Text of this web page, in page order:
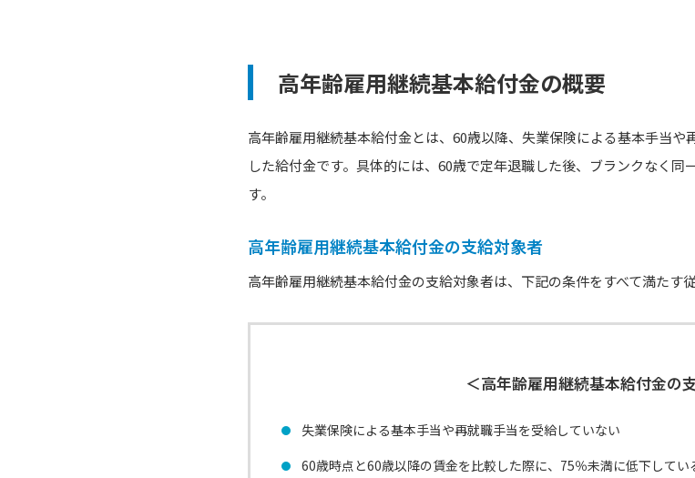
高年齢雇用継続基本給付金の概要
高年齢雇用継続基本給付金とは、60歳以降、失業保険による基本手当や
した給付金です。具体的には、60歳で定年退職した後、ブランクなく
す。
高年齢雇用継続基本給付金の支給対象者
高年齢雇用継続基本給付金の支給対象者は、下記の条件をすべて満たす従
＜高年齢雇用継続基本給付金の
失業保険による基本手当や再就職手当を受給していない
60歳時点と60歳以降の賃金を比較した際に、75％未満に低下してい